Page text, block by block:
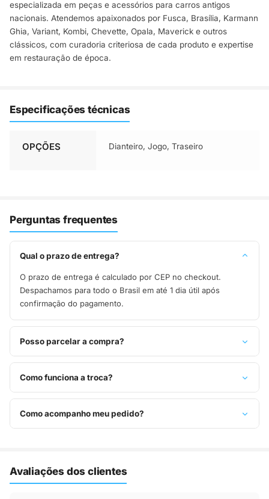
especializada em peças e acessórios para carros antigos
nacionais. Atendemos apaixonados por Fusca, Brasília, Karmann
Ghia, Variant, Kombi, Chevette, Opala, Maverick e outros
clássicos, com curadoria criteriosa de cada produto e expertise
em restauração de época.
Especificações técnicas
OPÇÕES Dianteiro, Jogo, Traseiro
Perguntas frequentes
Qual o prazo de entrega?
O prazo de entrega é calculado por CEP no checkout.
Despachamos para todo o Brasil em até 1 dia útil após
confirmação do pagamento.
Posso parcelar a compra?
Sim, parcelamos em até 10x sem juros no cartão de crédito,
ou pague à vista no Pix com 8% de desconto.
Como funciona a troca?
Você tem 7 dias após o recebimento para solicitar troca.
Basta entrar em contato pelo WhatsApp ou e-mail.
Como acompanho meu pedido?
Avaliações dos clientes